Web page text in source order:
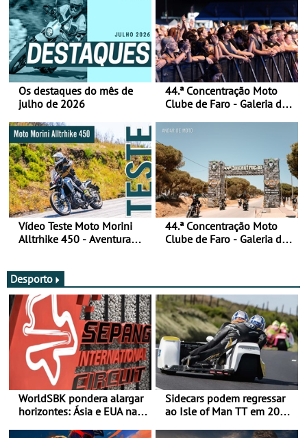
Os destaques do mês de
julho de 2026
44.ª Concentração Moto
Clube de Faro - Galeria de
Vídeo Teste Moto Morini
Alltrhike 450 - Aventura
44.ª Concentração Moto
Clube de Faro - Galeria de
Desporto
WorldSBK pondera alargar
horizontes: Ásia e EUA na
Sidecars podem regressar
ao Isle of Man TT em 2027